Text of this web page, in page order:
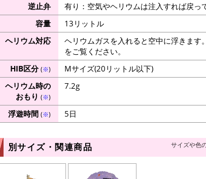
逆止弁
有り：空気やヘリウムは注入すれば戻っ
容量
13リットル
ヘリウム対応
ヘリウムガスを入れると空中に浮きま
をご覧ください。
HIB区分(※)
Mサイズ(20リットル以下)
ヘリウム時の
おもり (※)
7.2g
浮遊時間 (※) 5日
別サイズ・関連商品 サイズや色